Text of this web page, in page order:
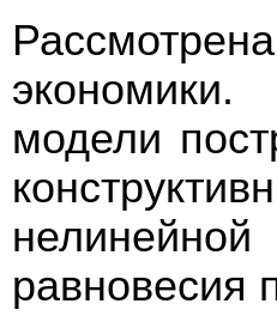
модели
равновесия